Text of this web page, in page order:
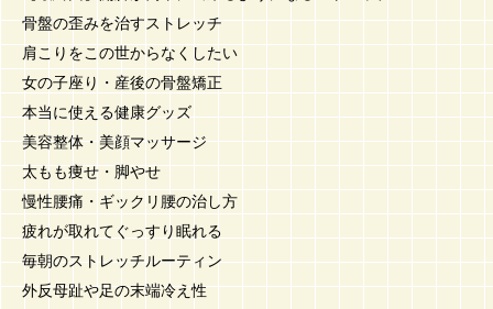
骨盤の歪みを治すストレッチ
肩こりをこの世からなくしたい
女の子座り・産後の骨盤矯正
本当に使える健康グッズ
美容整体・美顔マッサージ
太もも痩せ・脚やせ
慢性腰痛・ギックリ腰の治し方
疲れが取れてぐっすり眠れる
毎朝のストレッチルーティン
外反母趾や足の末端冷え性